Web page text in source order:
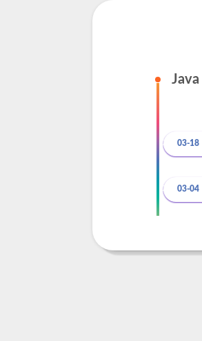
Java
03-18
03-04